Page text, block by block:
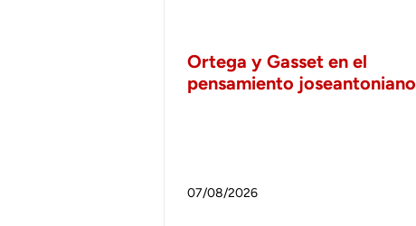
Ortega y Gasset en el
pensamiento joseantoniano
07/08/2026